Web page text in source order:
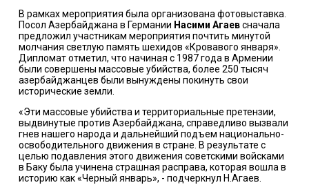
В рамках мероприятия была организована фотовыставка.
Посол Азербайджана в Германии Насими Агаевсначала
предложил участникам мероприятия почтить минутой
молчания светлую память шехидов «Кровавого января».
Дипломат отметил, что начиная с 1987 года в Армении
были совершены массовые убийства, более 250 тысяч
азербайджанцев были вынуждены покинуть свои
исторические земли.
«Эти массовые убийства и территориальные претензии,
выдвинутые против Азербайджана, справедливо вызвали
гнев нашего народа и дальнейший подъем национально-
освободительного движения в стране. В результате с
целью подавления этого движения советскими войсками
в Баку была учинена страшная расправа, которая вошла в
историю как «Черный январь», - подчеркнул Н.Агаев.